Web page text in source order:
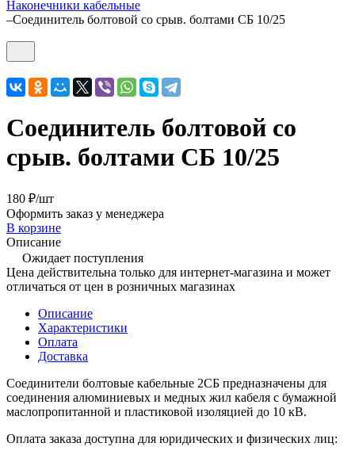
Наконечники кабельные
–Соединитель болтовой со срыв. болтами СБ 10/25
Соединитель болтовой со
срыв. болтами СБ 10/25
180 ₽/шт
Оформить заказ у менеджера
В корзине
Описание
Ожидает поступления
Цена действительна только для интернет-магазина и может
отличаться от цен в розничных магазинах
Описание
Характеристики
Оплата
Доставка
Соединители болтовые кабельные 2СБ предназначены для
соединения алюминиевых и медных жил кабеля с бумажной
маслопропитанной и пластиковой изоляцией до 10 кВ.
Оплата заказа доступна для юридических и физических лиц: